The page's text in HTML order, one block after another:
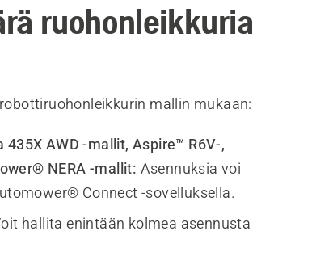
ruohonleikkuria
mallin mukaan:
AWD -mallit, Aspire™ R6V-,
NERA -mallit: Asennuksia voi
Connect -sovelluksella.
hallita enintään kolmea asennusta